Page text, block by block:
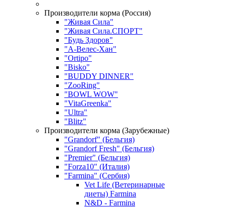
Производители корма (Россия)
"Живая Сила"
"Живая Сила.СПОРТ"
"Будь Здоров"
"А-Велес-Хан"
"Ortipo"
"Bisko"
"BUDDY DINNER"
"ZooRing"
"BOWL WOW"
"VitaGreenka"
"Ultra"
"Blitz"
Производители корма (Зарубежные)
"Grandorf" (Бельгия)
"Grandorf Fresh" (Бельгия)
"Premier" (Бельгия)
"Forza10" (Италия)
"Farmina" (Сербия)
Vet Life (Ветеринарные
диеты) Farmina
N&D - Farmina